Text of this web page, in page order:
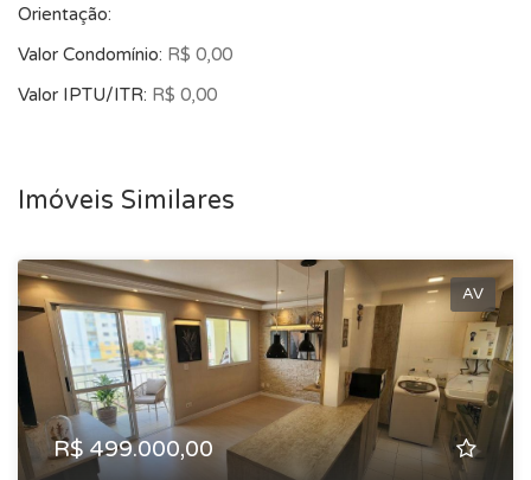
Orientação:
Valor Condomínio: R$ 0,00
Valor IPTU/ITR: R$ 0,00
Imóveis Similares
AV
R$ 499.000,00